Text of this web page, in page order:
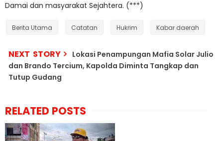
Damai dan masyarakat Sejahtera. (***)
Berita Utama Catatan Hukrim Kabar daerah
NEXT STORY
Lokasi Penampungan Mafia Solar Julio
dan Brando Tercium, Kapolda Diminta Tangkap dan
Tutup Gudang
RELATED POSTS